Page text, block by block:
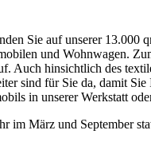
Sie auf unserer
und Wohnwagen.
Auch hinsichtlich des
sind für Sie da, damit
in unserer Werkstatt
im März und